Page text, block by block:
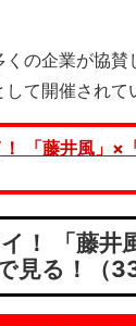
の企業が協賛
て開催されて
！ 「藤井風」×
！ 「藤井
見る！（33